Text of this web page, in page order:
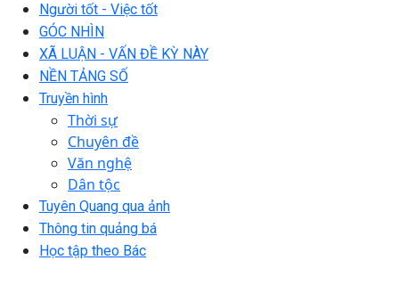
Người tốt - Việc tốt
GÓC NHÌN
XÃ LUẬN - VẤN ĐỀ KỲ NÀY
NỀN TẢNG SỐ
Truyền hình
Thời sự
Chuyên đề
Văn nghệ
Dân tộc
Tuyên Quang qua ảnh
Thông tin quảng bá
Học tập theo Bác